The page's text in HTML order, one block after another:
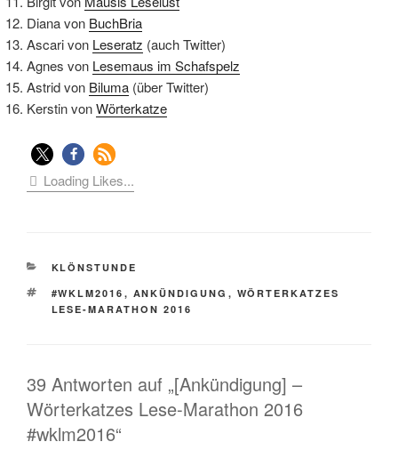
Diana von BuchBria
Ascari von Leseratz (auch Twitter)
Agnes von Lesemaus im Schafspelz
Astrid von Biluma (über Twitter)
Kerstin vonWörterkatze
Loading Likes...
KATEGORIEN
KLÖNSTUNDE
SCHLAGWÖRTER
#WKLM2016 , ANKÜNDIGUNG , WÖRTERKATZES
LESE-MARATHON 2016
39 Antworten auf „[Ankündigung] –
Wörterkatzes Lese-Marathon 2016
#wklm2016“